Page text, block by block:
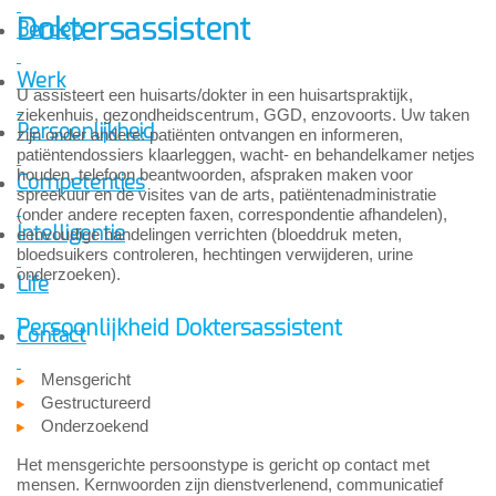
Beroep
Werk
Persoonlijkheid
Competenties
Intelligentie
Life
Contact
Doktersassistent
U assisteert een huisarts/dokter in een huisartspraktijk,
ziekenhuis, gezondheidscentrum, GGD, enzovoorts. Uw taken
zijn onder andere: patiënten ontvangen en informeren,
patiëntendossiers klaarleggen, wacht- en behandelkamer netjes
houden, telefoon beantwoorden, afspraken maken voor
spreekuur en de visites van de arts, patiëntenadministratie
(onder andere recepten faxen, correspondentie afhandelen),
eenvoudige handelingen verrichten (bloeddruk meten,
bloedsuikers controleren, hechtingen verwijderen, urine
onderzoeken).
Persoonlijkheid Doktersassistent
Mensgericht
Gestructureerd
Onderzoekend
Het mensgerichte persoonstype is gericht op contact met
mensen. Kernwoorden zijn dienstverlenend, communicatief